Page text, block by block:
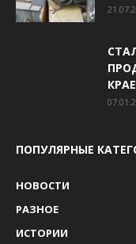
ПОПУЛЯРНЫЕ
НОВОСТИ
РАЗНОЕ
ИСТОРИИ